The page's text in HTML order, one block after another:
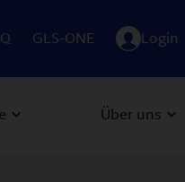
GLS-ONE Login
Über uns